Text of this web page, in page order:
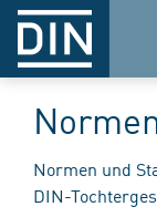
Normen und
DIN-